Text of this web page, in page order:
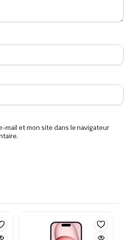
mail et mon site dans le navigateur